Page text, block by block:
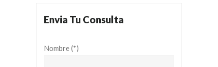
Envia Tu Consulta
Nombre (*)